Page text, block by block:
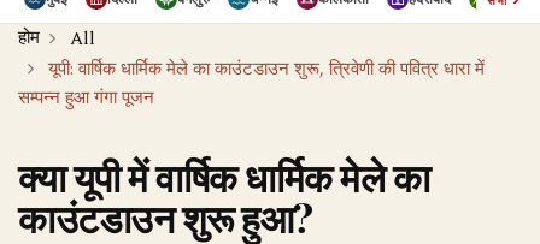
होम
All
यूपी: वार्षिक धार्मिक मेले का काउंटडाउन शुरू, त्रिवेणी की पवित्र धारा में
सम्पन्न हुआ गंगा पूजन
क्या यूपी में वार्षिक धार्मिक मेले का
काउंटडाउन शुरू हुआ?